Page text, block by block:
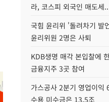
라, 코스피 외국인 매도세..
국힘 윤리위 '돌려차기 발
윤리위원 2명은 사퇴
KDB생명 매각 본입찰에
금융지주 3곳 참여
가스공사 2분기 영업이
수용 미수금은 13.5조